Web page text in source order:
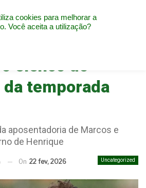
elenco do
temporada
aposentadoria de Marcos e
de Henrique
Uncategorized
On 22 fev, 2026
cookies para melhorar a
Você aceita a utilização?